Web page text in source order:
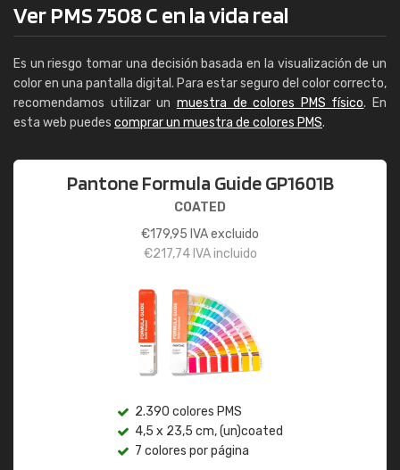
Ver PMS 7508 C en la vida real
Es un riesgo tomar una decisión basada en la visualización de un
color en una pantalla digital. Para estar seguro del color correcto,
recomendamos utilizar un muestra de colores PMS físico. En
esta web puedes comprar un muestra de colores PMS.
Pantone Formula Guide GP1601B
COATED
€179,95 IVA excluido
€217,74IVA incluido
2.390 colores PMS
4,5 x 23,5 cm, (un)coated
7 colores por página